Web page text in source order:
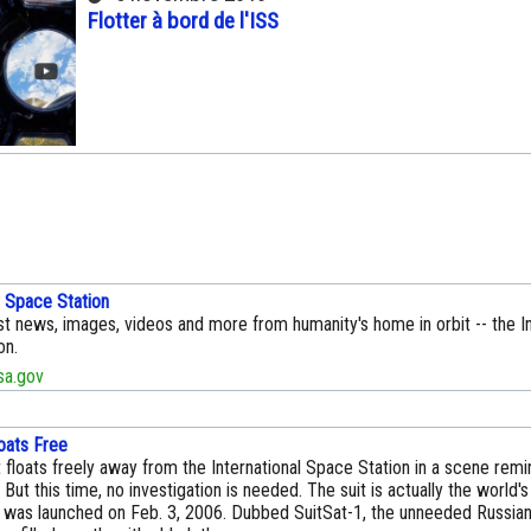
Flotter à bord de l'ISS
Space Station
news, images, videos and more from humanity's home in orbit -- the
Free
floats freely away from the International Space Station in a scene
this time, no investigation is needed. The suit is actually the
launched on Feb. 3, 2006. Dubbed SuitSat-1, the unneeded